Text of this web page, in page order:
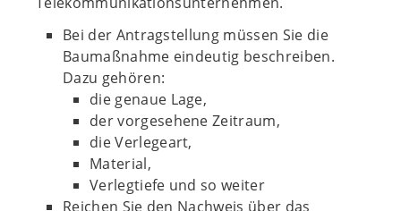
Bei der Antragstellung müssen Sie die
Baumaßnahme eindeutig beschreiben.
Dazu gehören:
die genaue Lage,
der vorgesehene Zeitraum,
die Verlegeart,
Material,
Verlegtiefe und so weiter
Reichen Sie den Nachweis über das